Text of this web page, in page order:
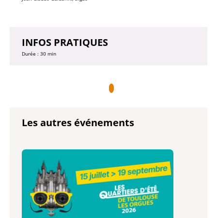
INFOS PRATIQUES
Durée : 30 min
Les autres événements